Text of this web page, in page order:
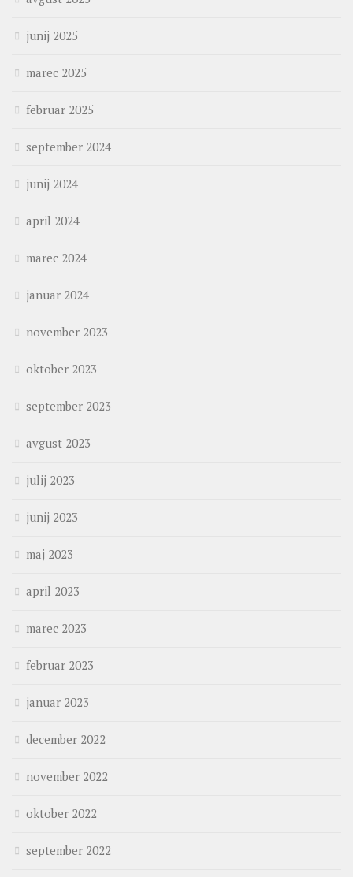
junij 2025
marec 2025
februar 2025
september 2024
junij 2024
april 2024
marec 2024
januar 2024
november 2023
oktober 2023
september 2023
avgust 2023
julij 2023
junij 2023
maj 2023
april 2023
marec 2023
februar 2023
januar 2023
december 2022
november 2022
oktober 2022
september 2022